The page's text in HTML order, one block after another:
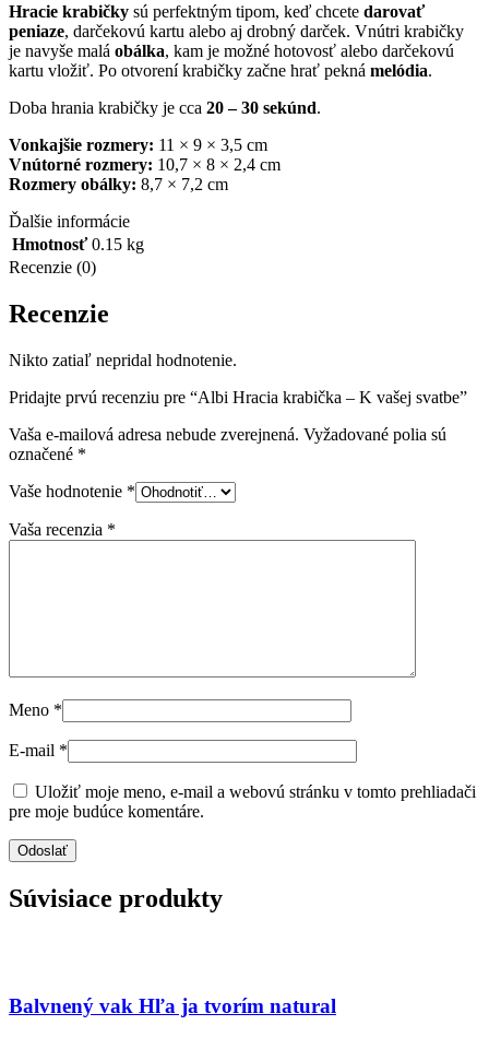
Hracie krabičky sú perfektným tipom, keď chcete darovať
peniaze, darčekovú kartu alebo aj drobný darček. Vnútri krabičky
je navyše malá obálka, kam je možné hotovosť alebo darčekovú
kartu vložiť. Po otvorení krabičky začne hrať pekná melódia.
Doba hrania krabičky je cca 20 – 30 sekúnd.
Vonkajšie rozmery: 11 × 9 × 3,5 cm
Vnútorné rozmery: 10,7 × 8 × 2,4 cm
Rozmery obálky: 8,7 × 7,2 cm
Ďalšie informácie
Hmotnosť 0.15 kg
Recenzie (0)
Recenzie
Nikto zatiaľ nepridal hodnotenie.
Pridajte prvú recenziu pre “Albi Hracia krabička – K vašej svatbe”
Vaša e-mailová adresa nebude zverejnená. Vyžadované polia sú
označené *
Vaše hodnotenie *
Vaša recenzia *
Meno *
E-mail *
Uložiť moje meno, e-mail a webovú stránku v tomto prehliadači
pre moje budúce komentáre.
Súvisiace produkty
Balvnený vak Hľa ja tvorím natural